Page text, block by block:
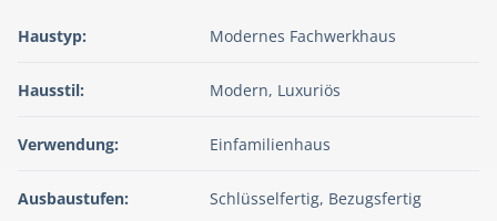
Haustyp: Modernes Fachwerkhaus
Hausstil: Modern, Luxuriös
Verwendung: Einfamilienhaus
Ausbaustufen: Schlüsselfertig, Bezugsfertig